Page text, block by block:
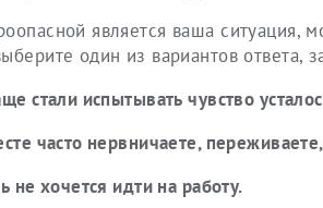
является ваша ситуация,
один из вариантов ответа,
стали испытывать чувство
часто нервничаете,
не хочется идти на работу.